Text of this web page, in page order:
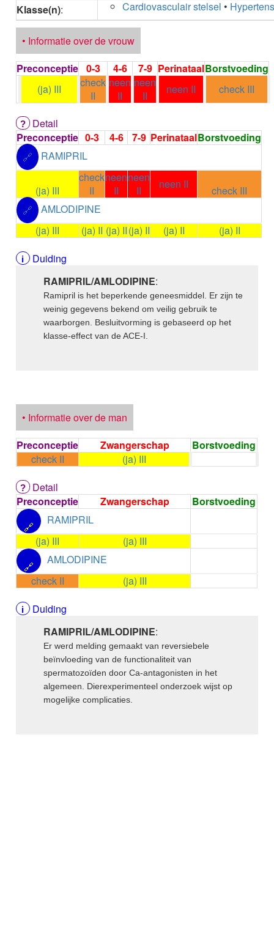
AGALSIDASE alfa
AGALSIDASE bèta
AGOMELATINE
ALBIGLUTIDE
ALBUTREPENONACOG ALFA
Stollingsfactor IX; Factor IX
ALCOHOL
ETHANOL
ALECTINIB
ALEMTUZUMAB
ALENDRONAAT
ALENDRONAAT/VIT D3
ALENDRONAAT / VITAMINE D3 / CACO3
ALFA-1-PROTEINASEREMMER humaan
ALFENTANYL HCl
ALFUZOSINE
ALGELDRAAT
ALGELDRAAT / MAGNESIUM HYDROXYDE
ALGINAAT Na / BICARBONAAT Na
ALGINAAT Na / Na BICARBONAAT / CALCIUM
CARBONAAT
ALGINEZUUR
ALGLUCOSIDASE alfa
ALIROCUMAB
ALITRETINOINE
ALPRAZOLAM
ALPROSTADIL
ALPROSTADIL IV
ALTEPLASE
ALTIZIDE
ALUMINIUM HYDROXIDE
ALUMINIUM OXIDE
ALUMINIUM OXIDE / MAGNESIUM HYDROXYDE
ALVERINE citraat
ALVERINE/SIMETICON
AMBRISENTAN
AMBROXOL HCl buccaal
AMBROXOL HCl oraal
AMFOTERICINE B
AMIKACINE inhalatie
AMIKACINE parenteraal
AMILORIDE
AMINOLEVULINEZUUR
5-Aminolevulinezuur
AMIODARON HCl
AMISULPRIDE
AMITRIPTYLINE
AMIVANTAMAB
Klasse(n): Cardiovasculair stelsel •
• Informatie over de vrouw
Preconceptie 0-3 4-6 7-9 PerinataalBorstvoeding
(ja) III
check
II
neen
II
neen
II
neen II check III
Detail
Preconceptie 0-3 4-6 7-9 PerinataalBorstvoeding
🔗
RAMIPRIL
(ja) III
check
II
neen
II
neen
II
neen II
check III
🔗
AMLODIPINE
(ja) III
(ja) II (ja) II(ja) II (ja) II
(ja) II
Duiding
RAMIPRIL/AMLODIPINE:
Ramipril is het beperkende geneesmiddel. Er zijn te
weinig gegevens bekend om veilig gebruik te
waarborgen. Besluitvorming is gebaseerd op het
klasse-effect van de ACE-I.
• Informatie over de man
Preconceptie
Zwangerschap
Borstvoeding
check II
(ja) III
Detail
Preconceptie
Zwangerschap
Borstvoeding
🔗
RAMIPRIL
(ja) III
(ja) III
🔗
AMLODIPINE
check II
(ja) III
Duiding
RAMIPRIL/AMLODIPINE:
Er werd melding gemaakt van reversiebele
beïnvloeding van de functionaliteit van
spermatozoïden door Ca-antagonisten in het
algemeen. Dierexperimenteel onderzoek wijst op
mogelijke complicaties.